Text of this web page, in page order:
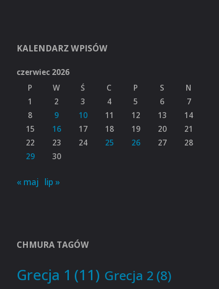
KALENDARZ WPISÓW
czerwiec 2026
P
W Ś C P S
N
1
2 3 4 5 6
7
8
9 10 11 12 13
14
15
16 17 18 19 20
21
22
23 24 25 26 27
28
29
30
« maj lip »
CHMURA TAGÓW
Grecja 1 (11) Grecja 2 (8)